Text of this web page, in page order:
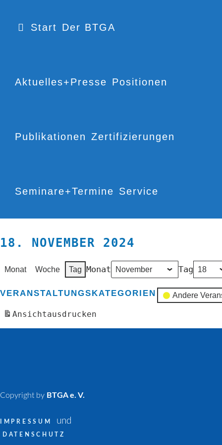
Start Der BTGA
Aktuelles+Presse Positionen
Publikationen Zertifizierungen
Seminare+Termine Service
18. NOVEMBER 2024
Monat Woche Tag Monat Tag
VERANSTALTUNGSKATEGORIEN Andere
Ansichtausdrucken
Copyright by BTGA e. V.
IMPRESSUM und
DATENSCHUTZ